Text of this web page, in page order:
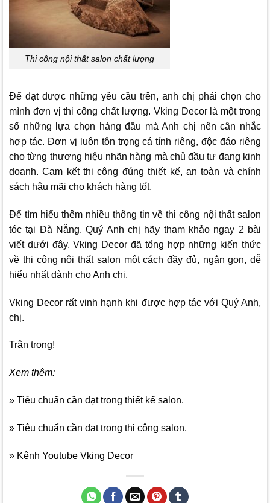
Thi công nội thất salon chất lượng
Để đạt được những yêu cầu trên, anh chị phải chọn cho
mình đơn vị thi công chất lượng. Vking Decor là một trong
số những lựa chọn hàng đầu mà Anh chị nên cân nhắc
hợp tác. Đơn vị luôn tôn trọng cá tính riêng, độc đáo riêng
cho từng thương hiệu nhãn hàng mà chủ đầu tư đang kinh
doanh. Cam kết thi công đúng thiết kế, an toàn và chính
sách hậu mãi cho khách hàng tốt.
Để tìm hiểu thêm nhiều thông tin về thi công nội thất salon
tóc tại Đà Nẵng. Quý Anh chị hãy tham khảo ngay 2 bài
viết dưới đây.Vking Decorđã tổng hợp những kiến thức
về thi công nội thất salon một cách đầy đủ, ngắn gọn, dễ
hiểu nhất dành cho Anh chị.
Vking Decor rất vinh hạnh khi được hợp tác với Quý Anh,
chị.
Trân trọng!
Xem thêm:
» Tiêu chuẩn cần đạt trong thiết kế salon.
» Tiêu chuẩn cần đạt trong thi công salon.
» Kênh Youtube Vking Decor